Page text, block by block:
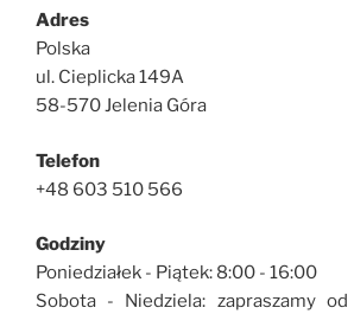
Adres
Polska
ul. Cieplicka 149A
58-570 Jelenia Góra
Telefon
+48 603 510 566
Godziny
Poniedziałek - Piątek: 8:00 - 16:00
Sobota - Niedziela: zapraszamy od